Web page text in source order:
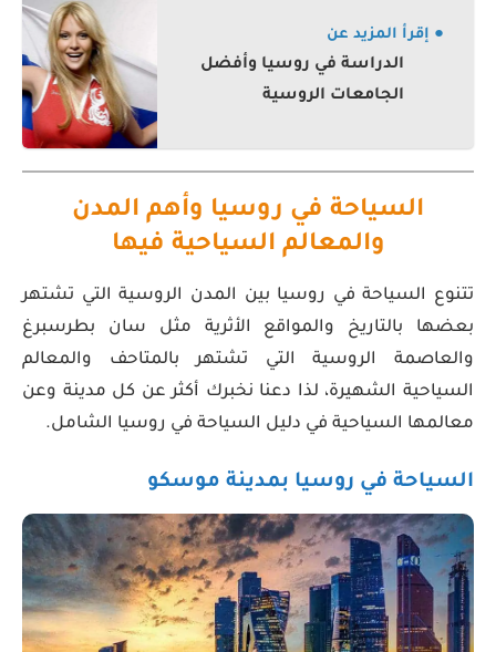
● إقرأ المزيد عن
الدراسة في روسيا وأفضل
الجامعات الروسية
السياحة في روسيا وأهم المدن
والمعالم السياحية فيها
تتنوع السياحة في روسيا بين المدن الروسية التي تشتهر
بعضها بالتاريخ والمواقع الأثرية مثل سان بطرسبرغ
والعاصمة الروسية التي تشتهر بالمتاحف والمعالم
السياحية الشهيرة، لذا دعنا نخبرك أكثر عن كل مدينة وعن
معالمها السياحية في دليل السياحة في روسيا الشامل.
السياحة في روسيا بمدينة موسكو